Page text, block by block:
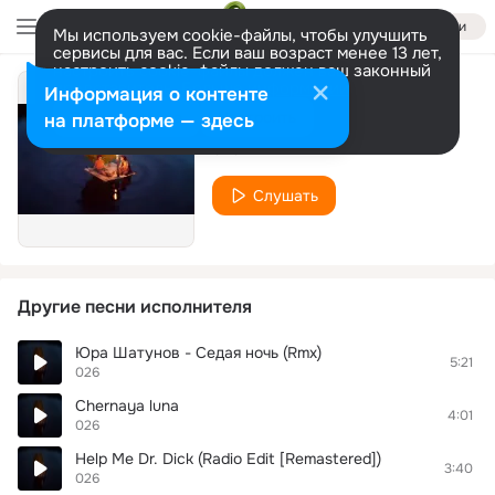
Войти
Мы используем cookie-файлы, чтобы улучшить
сервисы для вас. Если ваш возраст менее 13 лет,
настроить cookie-файлы должен ваш законный
представитель. Больше информации
Разрешить все Настроить
18. -
026
Слушать
Другие песни исполнителя
Юра Шатунов - Седая ночь (Rmx)
026
5:21
Chernaya luna
026
4:01
Help Me Dr. Dick (Radio Edit [Remastered])
026
3:40
Информация о контенте
на платформе — здесь